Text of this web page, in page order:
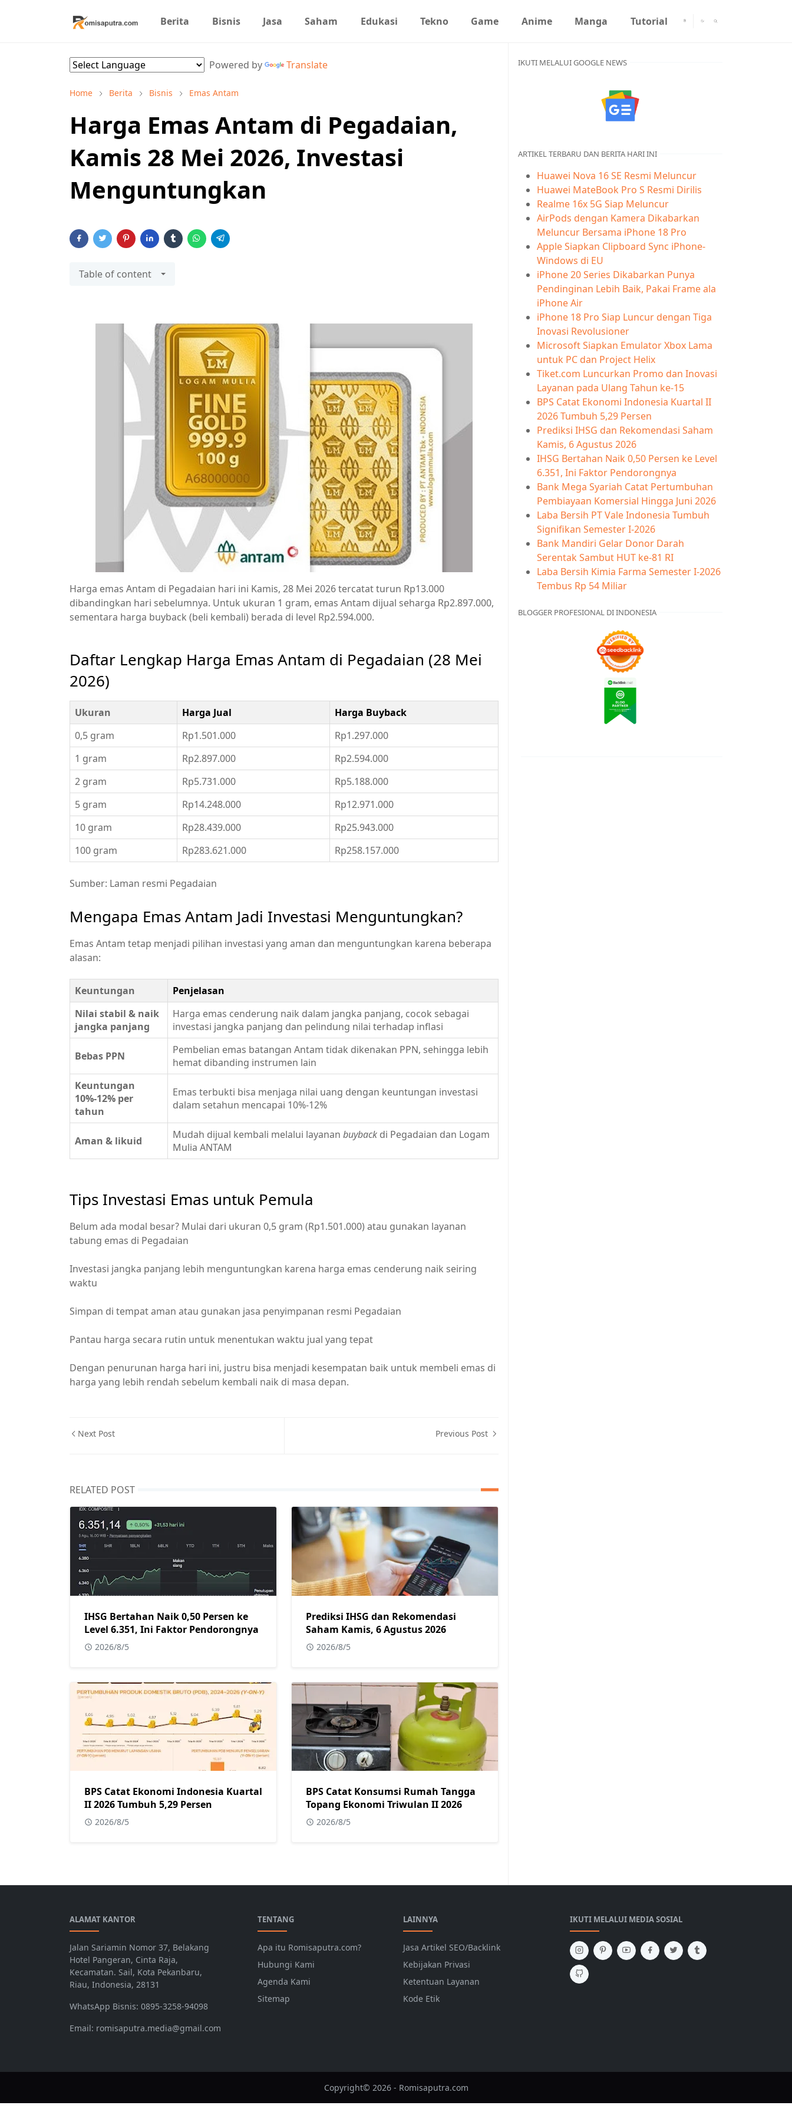
Berita Bisnis Jasa Saham Edukasi Tekno Game Anime Manga Tutorial
Powered by Translate
Home Berita Bisnis Emas Antam
Harga Emas Antam di Pegadaian,
Kamis 28 Mei 2026, Investasi
Menguntungkan
Table of content
Harga emas Antam di Pegadaian hari ini Kamis, 28 Mei 2026 tercatat turun Rp13.000
dibandingkan hari sebelumnya. Untuk ukuran 1 gram, emas Antam dijual seharga Rp2.897.000,
sementara harga buyback (beli kembali) berada di level Rp2.594.000.
Daftar Lengkap Harga Emas Antam di Pegadaian (28 Mei
2026)
Ukuran Harga Jual
Harga Buyback
0,5 gram
Rp1.501.000
Rp1.297.000
1 gram
Rp2.897.000
Rp2.594.000
2 gram
Rp5.731.000
Rp5.188.000
5 gram
Rp14.248.000
Rp12.971.000
10 gram
Rp28.439.000
Rp25.943.000
100 gram
Rp283.621.000 Rp258.157.000
Sumber: Laman resmi Pegadaian
Mengapa Emas Antam Jadi Investasi Menguntungkan?
Emas Antam tetap menjadi pilihan investasi yang aman dan menguntungkan karena beberapa
alasan:
Keuntungan
Penjelasan
Nilai stabil & naik
jangka panjang
Harga emas cenderung naik dalam jangka panjang, cocok sebagai
investasi jangka panjang dan pelindung nilai terhadap inflasi
Bebas PPN
Pembelian emas batangan Antam tidak dikenakan PPN, sehingga lebih
hemat dibanding instrumen lain
Keuntungan
10%-12% per
tahun
Emas terbukti bisa menjaga nilai uang dengan keuntungan investasi
dalam setahun mencapai 10%-12%
Aman & likuid Mudah dijual kembali melalui layanan buyback di Pegadaian dan Logam
Mulia ANTAM
Tips Investasi Emas untuk Pemula
Belum ada modal besar? Mulai dari ukuran 0,5 gram (Rp1.501.000) atau gunakan layanan
tabung emas di Pegadaian
Investasi jangka panjang lebih menguntungkan karena harga emas cenderung naik seiring
waktu
Simpan di tempat aman atau gunakan jasa penyimpanan resmi Pegadaian
Pantau harga secara rutin untuk menentukan waktu jual yang tepat
Dengan penurunan harga hari ini, justru bisa menjadi kesempatan baik untuk membeli emas di
harga yang lebih rendah sebelum kembali naik di masa depan.
Next Post Previous Post
RELATED POST
IHSG Bertahan Naik 0,50 Persen ke
Level 6.351, Ini Faktor Pendorongnya
2026/8/5
Prediksi IHSG dan Rekomendasi
Saham Kamis, 6 Agustus 2026
2026/8/5
BPS Catat Ekonomi Indonesia Kuartal
II 2026 Tumbuh 5,29 Persen
2026/8/5
BPS Catat Konsumsi Rumah Tangga
Topang Ekonomi Triwulan II 2026
2026/8/5
IKUTI MELALUI GOOGLE NEWS
ARTIKEL TERBARU DAN BERITA HARI INI
Huawei Nova 16 SE Resmi Meluncur
Huawei MateBook Pro S Resmi Dirilis
Realme 16x 5G Siap Meluncur
AirPods dengan Kamera Dikabarkan
Meluncur Bersama iPhone 18 Pro
Apple Siapkan Clipboard Sync iPhone-
Windows di EU
iPhone 20 Series Dikabarkan Punya
Pendinginan Lebih Baik, Pakai Frame ala
iPhone Air
iPhone 18 Pro Siap Luncur dengan Tiga
Inovasi Revolusioner
Microsoft Siapkan Emulator Xbox Lama
untuk PC dan Project Helix
Tiket.com Luncurkan Promo dan Inovasi
Layanan pada Ulang Tahun ke-15
BPS Catat Ekonomi Indonesia Kuartal II
2026 Tumbuh 5,29 Persen
Prediksi IHSG dan Rekomendasi Saham
Kamis, 6 Agustus 2026
IHSG Bertahan Naik 0,50 Persen ke Level
6.351, Ini Faktor Pendorongnya
Bank Mega Syariah Catat Pertumbuhan
Pembiayaan Komersial Hingga Juni 2026
Laba Bersih PT Vale Indonesia Tumbuh
Signifikan Semester I-2026
Bank Mandiri Gelar Donor Darah
Serentak Sambut HUT ke-81 RI
Laba Bersih Kimia Farma Semester I-2026
Tembus Rp 54 Miliar
BLOGGER PROFESIONAL DI INDONESIA
ALAMAT KANTOR
Jalan Sariamin Nomor 37, Belakang
Hotel Pangeran, Cinta Raja,
Kecamatan. Sail, Kota Pekanbaru,
Riau, Indonesia, 28131
WhatsApp Bisnis: 0895-3258-94098
Email: romisaputra.media@gmail.com
TENTANG
Apa itu Romisaputra.com?
Hubungi Kami
Agenda Kami
Sitemap
LAINNYA
Jasa Artikel SEO/Backlink
Kebijakan Privasi
Ketentuan Layanan
Kode Etik
IKUTI MELALUI MEDIA SOSIAL
Copyright© 2026 - Romisaputra.com